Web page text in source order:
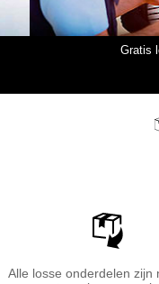
Gratis
Alle losse onderdelen zijn